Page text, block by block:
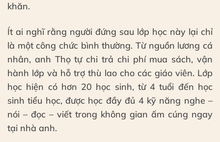
khăn.
Ít ai nghĩ rằng người đứng sau lớp học này lại chỉ
là một công chức bình thường. Từ nguồn lương cá
nhân, anh Thọ tự chi trả chi phí mua sách, vận
hành lớp và hỗ trợ thù lao cho các giáo viên. Lớp
học hiện có hơn 20 học sinh, từ 4 tuổi đến học
sinh tiểu học, được học đầy đủ 4 kỹ năng nghe –
nói – đọc – viết trong không gian ấm cúng ngay
tại nhà anh.